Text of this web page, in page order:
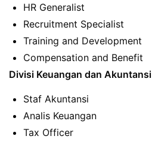
HR Generalist
Recruitment Specialist
Training and Development
Compensation and Benefit
Divisi Keuangan dan Akuntansi
Staf Akuntansi
Analis Keuangan
Tax Officer